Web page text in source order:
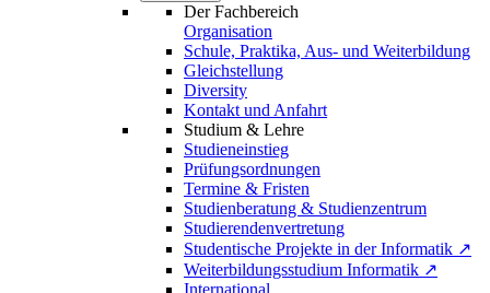
Der Fachbereich
Organisation
Schule, Praktika, Aus- und Weiterbildung
Gleichstellung
Diversity
Kontakt und Anfahrt
Studium & Lehre
Studieneinstieg
Prüfungsordnungen
Termine & Fristen
Studienberatung & Studienzentrum
Studierendenvertretung
Studentische Projekte in der Informatik ↗
Weiterbildungsstudium Informatik ↗
International